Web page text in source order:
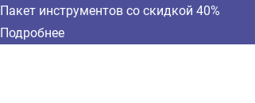
Пакет инструментов со скидкой 40%
Подробнее